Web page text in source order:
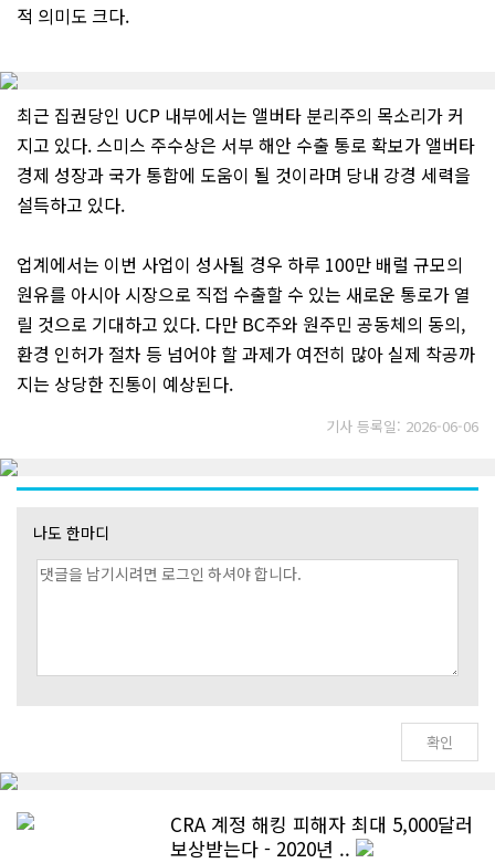
적 의미도 크다.
최근 집권당인 UCP 내부에서는 앨버타 분리주의 목소리가 커
지고 있다. 스미스 주수상은 서부 해안 수출 통로 확보가 앨버타
경제 성장과 국가 통합에 도움이 될 것이라며 당내 강경 세력을
설득하고 있다.
업계에서는 이번 사업이 성사될 경우 하루 100만 배럴 규모의
원유를 아시아 시장으로 직접 수출할 수 있는 새로운 통로가 열
릴 것으로 기대하고 있다. 다만 BC주와 원주민 공동체의 동의,
환경 인허가 절차 등 넘어야 할 과제가 여전히 많아 실제 착공까
지는 상당한 진통이 예상된다.
기사 등록일: 2026-06-06
나도 한마디
CRA 계정 해킹 피해자 최대 5,000달러
보상받는다 - 2020년 ..